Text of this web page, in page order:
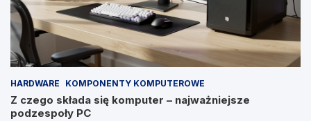
HARDWARE KOMPONENTY KOMPUTEROWE
Z czego składa się komputer – najważniejsze
podzespoły PC